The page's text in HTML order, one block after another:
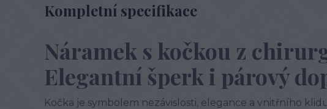
Kompletní specifikace
Náramek s kočkou z
Elegantní šperk i párový
Kočka je symbolem nezávislosti, elegance a vnitřního